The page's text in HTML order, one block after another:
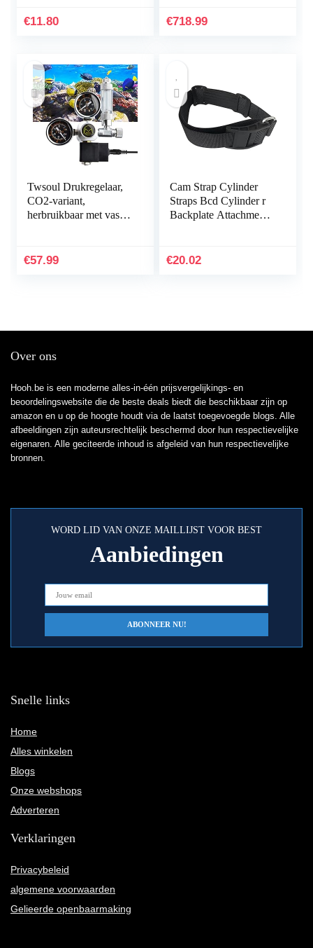
€11.80 €718.99
Twsoul Drukregelaar,
CO2-variant,
herbruikbaar met vast
terugslagklep,
€57.99
Cam Strap Cylinder
Straps Bcd Cylinder r
Backplate Attachment-
€20.02
Over ons
Hooh.be is een moderne alles-in-één prijsvergelijkings- en
beoordelingswebsite die de beste deals biedt die beschikbaar zijn op
amazon en u op de hoogte houdt via de laatst toegevoegde blogs. Alle
afbeeldingen zijn auteursrechtelijk beschermd door hun respectievelijke
eigenaren. Alle geciteerde inhoud is afgeleid van hun respectievelijke
bronnen.
WORD LID VAN ONZE MAILLIJST VOOR BEST
Aanbiedingen
Snelle links
Home
Alles winkelen
Blogs
Onze webshops
Adverteren
Verklaringen
Privacybeleid
algemene voorwaarden
Gelieerde openbaarmaking